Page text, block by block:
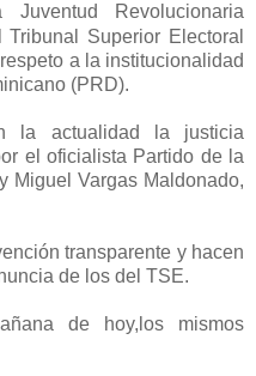
Revolucionaria
Superior Electoral
a la institucionalidad
(PRD).
la actualidad la justicia
el oficialista Partido de la
Miguel Vargas Maldonado,
transparente y hacen
de los del TSE.
de hoy,los mismos